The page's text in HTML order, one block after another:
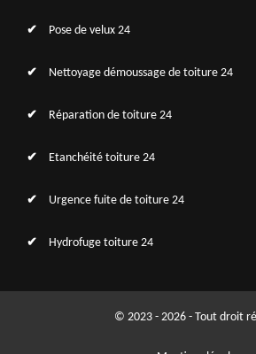
Pose de velux 24
Nettoyage démoussage de toiture 24
Réparation de toiture 24
Etanchéité toiture 24
Urgence fuite de toiture 24
Hydrofuge toiture 24
© 2023 - 2026 - Tout droit